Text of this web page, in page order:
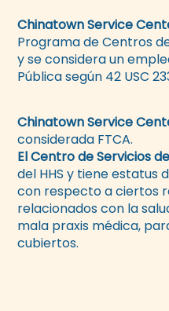
Chinatown Service
Programa de Centros
y se considera un
Pública según 42 USC
Chinatown Service
considerada FTCA.
El Centro de Servicios
del HHS y tiene estatus
con respecto a ciertos
relacionados con la
mala praxis médica,
cubiertos.